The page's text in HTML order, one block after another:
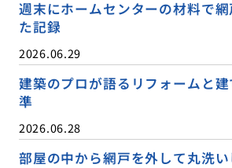
週末にホームセンターの材料で
た記録
2026.06.29
建築のプロが語るリフォームと
準
2026.06.28
部屋の中から網戸を外して丸洗